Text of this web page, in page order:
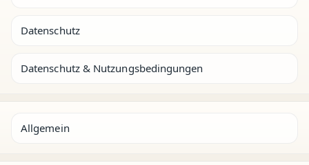
Datenschutz
Datenschutz & Nutzungsbedingungen
Allgemein